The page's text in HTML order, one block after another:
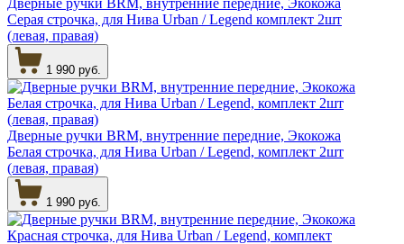
Серая строчка, для Нива Urban / Legend комплект 2шт
(левая, правая)
1 990 руб.
Дверные ручки BRM, внутренние передние, Экокожа
Белая строчка, для Нива Urban / Legend, комплект 2шт
(левая, правая)
1 990 руб.